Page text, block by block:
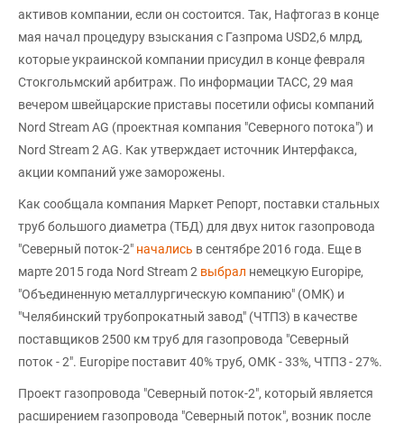
активов компании, если он состоится. Так, Нафтогаз в конце
мая начал процедуру взыскания с Газпрома USD2,6 млрд,
которые украинской компании присудил в конце февраля
Стокгольмский арбитраж. По информации ТАСС, 29 мая
вечером швейцарские приставы посетили офисы компаний
Nord Stream AG (проектная компания "Cеверного потока") и
Nord Stream 2 AG. Как утверждает источник Интерфакса,
акции компаний уже заморожены.
Как сообщала компания Маркет Репорт, поставки стальных
труб большого диаметра (ТБД) для двух ниток газопровода
"Северный поток-2" начались в сентябре 2016 года. Еще в
марте 2015 года Nord Stream 2 выбрал немецкую Europipe,
"Объединенную металлургическую компанию" (ОМК) и
"Челябинский трубопрокатный завод" (ЧТПЗ) в качестве
поставщиков 2500 км труб для газопровода "Северный
поток - 2". Europipe поставит 40% труб, ОМК - 33%, ЧТПЗ - 27%.
Проект газопровода "Северный поток-2", который является
расширением газопровода "Северный поток", возник после